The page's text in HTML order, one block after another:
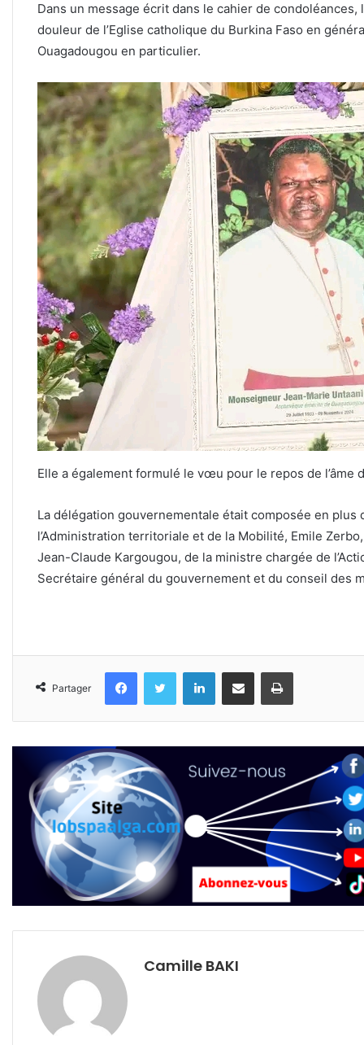
Dans un message écrit dans le cahier de
douleur de l’Eglise catholique du Burkina Faso en
Ouagadougou en particulier.
Elle a également formulé le vœu pour le repos de l’âme
La délégation gouvernementale était composée en plus
l’Administration territoriale et de la Mobilité, Emile
Jean-Claude Kargougou, de la ministre chargée de
Secrétaire général du gouvernement et du conseil des
Partager
FacebookTwitter LinkedinPartager par email Imprimer
Camille BAKI